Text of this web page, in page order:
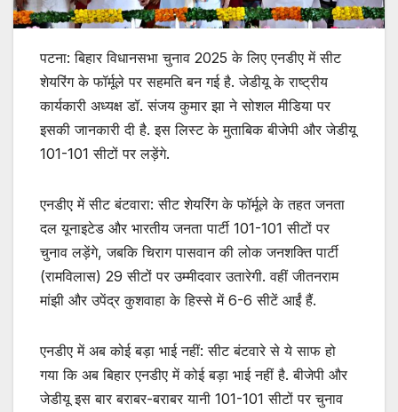
पटना: बिहार विधानसभा चुनाव 2025 के लिए एनडीए में सीट
शेयरिंग के फॉर्मूले पर सहमति बन गई है. जेडीयू के राष्ट्रीय
कार्यकारी अध्यक्ष डॉ. संजय कुमार झा ने सोशल मीडिया पर
इसकी जानकारी दी है. इस लिस्ट के मुताबिक बीजेपी और जेडीयू
101-101 सीटों पर लड़ेंगे.
एनडीए में सीट बंटवारा: सीट शेयरिंग के फॉर्मूले के तहत जनता
दल यूनाइटेड और भारतीय जनता पार्टी 101-101 सीटों पर
चुनाव लड़ेंगे, जबकि चिराग पासवान की लोक जनशक्ति पार्टी
(रामविलास) 29 सीटों पर उम्मीदवार उतारेगी. वहीं जीतनराम
मांझी और उपेंद्र कुशवाहा के हिस्से में 6-6 सीटें आईं हैं.
एनडीए में अब कोई बड़ा भाई नहीं: सीट बंटवारे से ये साफ हो
गया कि अब बिहार एनडीए में कोई बड़ा भाई नहीं है. बीजेपी और
जेडीयू इस बार बराबर-बराबर यानी 101-101 सीटों पर चुनाव